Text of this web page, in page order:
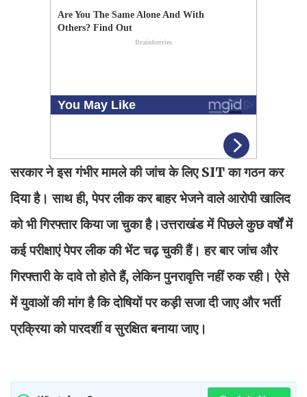
सरकार ने इस गंभीर मामले की जांच के लिए SIT का गठन कर
दिया है। साथ ही, पेपर लीक कर बाहर भेजने वाले आरोपी खालिद
को भी गिरफ्तार किया जा चुका है।उत्तराखंड में पिछले कुछ वर्षों में
कई परीक्षाएं पेपर लीक की भेंट चढ़ चुकी हैं। हर बार जांच और
गिरफ्तारी के दावे तो होते हैं, लेकिन पुनरावृत्ति नहीं रुक रही। ऐसे
में युवाओं की मांग है कि दोषियों पर कड़ी सजा दी जाए और भर्ती
प्रक्रिया को पारदर्शी व सुरक्षित बनाया जाए।